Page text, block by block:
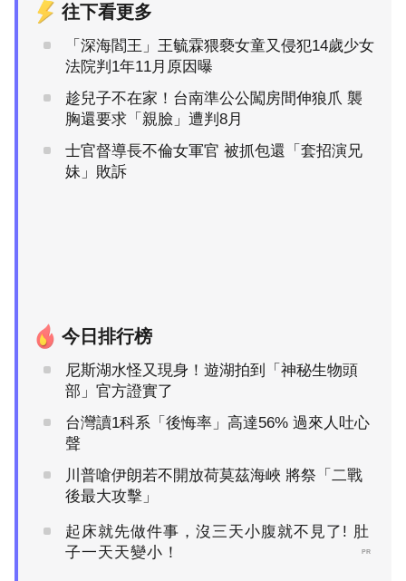
往下看更多
「深海閻王」王毓霖猥褻女童又侵犯14歲少女
法院判1年11月原因曝
趁兒子不在家！台南準公公闖房間伸狼爪 襲
胸還要求「親臉」遭判8月
士官督導長不倫女軍官 被抓包還「套招演兄
妹」敗訴
今日排行榜
尼斯湖水怪又現身！遊湖拍到「神秘生物頭
部」官方證實了
台灣讀1科系「後悔率」高達56% 過來人吐心
聲
川普嗆伊朗若不開放荷莫茲海峽 將祭「二戰
後最大攻擊」
起床就先做件事，沒三天小腹就不見了! 肚
子一天天變小！
PR